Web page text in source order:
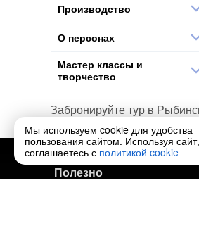
Производство
О персонах
Мастер классы и
творчество
Забронируйте тур в
Полезно
Мы используем cookie для удобства
пользования сайтом. Используя
соглашаетесь с политикой cookie